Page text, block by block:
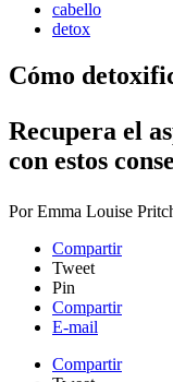
cabello
detox
Cómo
Recupera el
con estos
PorEmma Louise
Compartir
Tweet
Pin
Compartir
E-mail
Compartir